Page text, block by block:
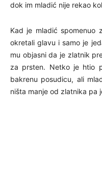
dok im mladić nije rekao
Kad je mladić spomenuo
okretali glavu i samo je
mu objasni da je zlatnik
za prsten. Netko je htio
bakrenu posudicu, ali
ništa manje od zlatnika pa